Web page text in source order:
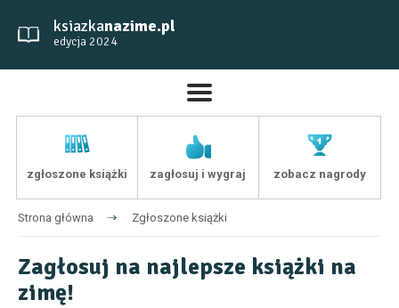
ksiazkanazime.pl
edycja 2024
zgłoszone książki zagłosuj i wygraj zobacz nagrody
Strona główna Zgłoszone książki
Zagłosuj na najlepsze książki na
zimę!